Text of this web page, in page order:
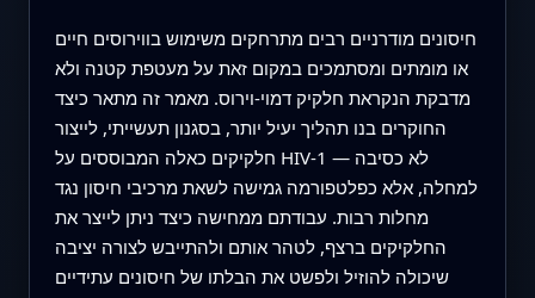
חיסונים מודרניים רבים מתרחקים משימוש בווירוסים חיים
או מומתים ומסתמכים במקום זאת על מעטפת קטנה ולא
מדבקת הנקראת חלקיק דמוי-וירוס. מאמר זה מתאר כיצד
החוקרים בנו תהליך יעיל יותר, בסגנון תעשייתי, לייצור
חלקיקים כאלה המבוססים על HIV-1 — לא כסיבה
למחלה, אלא כפלטפורמה גמישה לשאת מרכיבי חיסון נגד
מחלות רבות. עבודתם ממחישה כיצד ניתן לייצר את
החלקיקים ברצף, לטהר אותם ולהתייבש לצורה יציבה
שיכולה להוזיל ולפשט את הבלתו של חיסונים עתידיים